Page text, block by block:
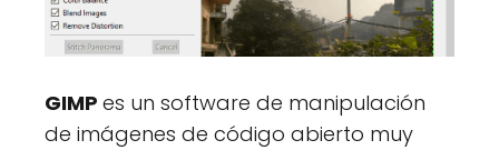
GIMP es un software de manipulación
de imágenes de código abierto muy